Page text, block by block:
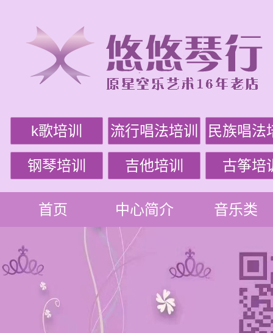
k歌培训 流行唱法培训 民族唱法
钢琴培训 吉他培训 古筝培
首页 中心简介 音乐类